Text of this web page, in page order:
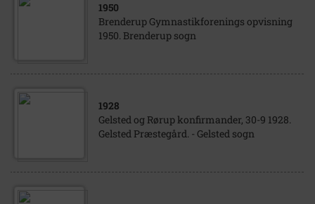
1950
Brenderup Gymnastikforenings opvisning
1950. Brenderup sogn
1928
Gelsted og Rørup konfirmander, 30-9 1928.
Gelsted Præstegård. - Gelsted sogn